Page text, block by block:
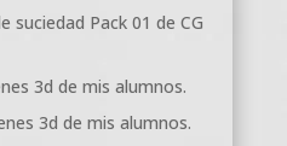
suciedad Pack 01 de CG
3d de mis alumnos.
3d de mis alumnos.